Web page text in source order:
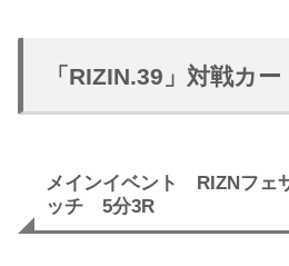
「RIZIN.39」対戦カ
メインイベント RIZNフェ
ッチ 5分3R